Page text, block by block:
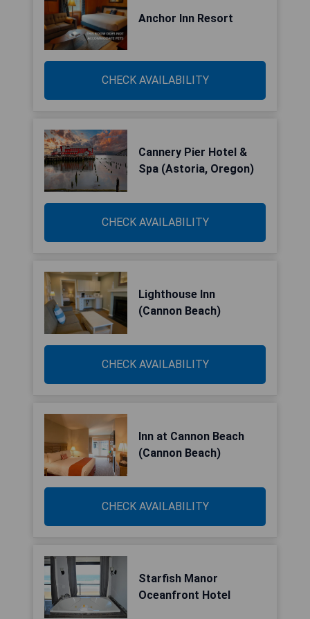
Anchor Inn Resort
CHECK AVAILABILITY
Cannery Pier Hotel &
Spa (Astoria, Oregon)
CHECK AVAILABILITY
Lighthouse Inn
(Cannon Beach)
CHECK AVAILABILITY
Inn at Cannon Beach
(Cannon Beach)
CHECK AVAILABILITY
Starfish Manor
Oceanfront Hotel